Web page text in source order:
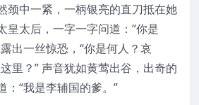
颈中一紧，一柄银亮的直刀抵在她
皇太后，一字一字问道：“你是
出一丝惊恐，“你是何人？哀
里？” 声音犹如黄莺出谷，出奇的
：“我是李辅国的爹。”